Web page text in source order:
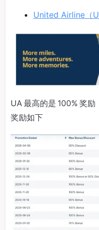
United Airline（
UA 最高的是 100% 奖
奖励如下